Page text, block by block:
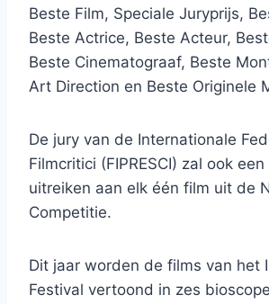
Beste Film, Speciale Juryprijs,
Beste Actrice, Beste Acteur,
Beste Cinematograaf, Beste
Art Direction en Beste Originele
De jury van de Internationale
Filmcritici (FIPRESCI) zal ook een
uitreiken aan elk één film uit de
Competitie.
Dit jaar worden de films van het
Festival vertoond in zes